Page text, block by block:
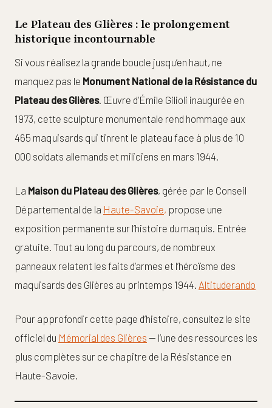
Le Plateau des Glières : le prolongement
historique incontournable
Si vous réalisez la grande boucle jusqu’en haut, ne
manquez pas le Monument National de la Résistance du
Plateau des Glières. Œuvre d’Émile Gilioli inaugurée en
1973, cette sculpture monumentale rend hommage aux
465 maquisards qui tinrent le plateau face à plus de 10
000 soldats allemands et miliciens en mars 1944.
La Maison du Plateau des Glières, gérée par le Conseil
Départemental de la Haute-Savoie, propose une
exposition permanente sur l’histoire du maquis. Entrée
gratuite. Tout au long du parcours, de nombreux
panneaux relatent les faits d’armes et l’héroïsme des
maquisards des Glières au printemps 1944. Altituderando
Pour approfondir cette page d’histoire, consultez le site
officiel du Mémorial des Glières — l’une des ressources les
plus complètes sur ce chapitre de la Résistance en
Haute-Savoie.